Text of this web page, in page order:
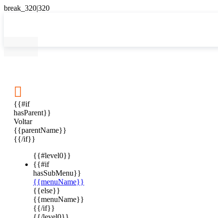

{{#if
hasParent}}
Voltar
{{parentName}}
{{/if}}
{{#level0}}
{{#if
hasSubMenu}}
{{menuName}}
{{else}}
{{menuName}}
{{/if}}